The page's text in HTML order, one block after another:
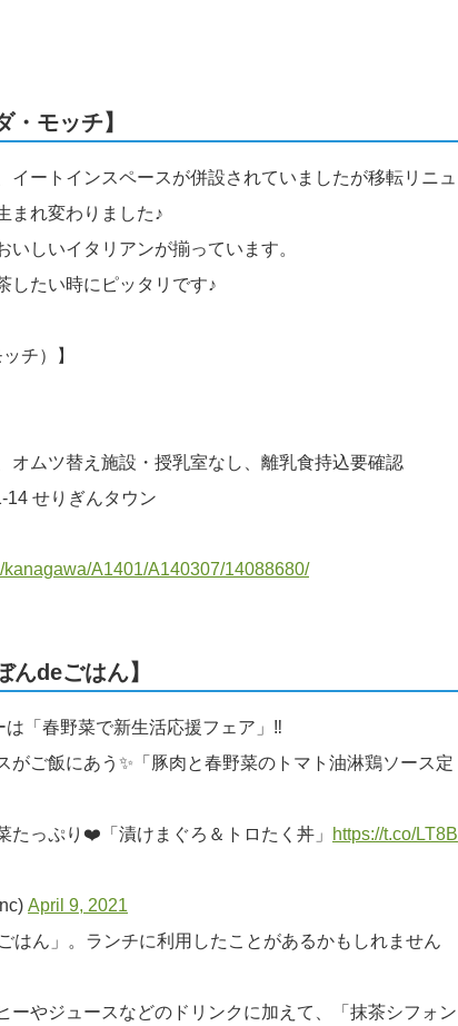
モッチ】
イートインスペースが併設されていましたが移転リニュ
まれ変わりました♪
しいイタリアンが揃っています。
したい時にピッタリです♪
チ）】
オムツ替え施設・授乳室なし、離乳食持込要確認
14 せりぎんタウン
kanagawa/A1401/A140307/14088680/
deごはん】
は「春野菜で新生活応援フェア」‼️
がご飯にあう✨「豚肉と春野菜のトマト油淋鶏ソース定
たっぷり❤️「漬けまぐろ＆トロたく丼」
https://t.co/LT8B
April 9, 2021
はん」。ランチに利用したことがあるかもしれません
ーやジュースなどのドリンクに加えて、「抹茶シフォン